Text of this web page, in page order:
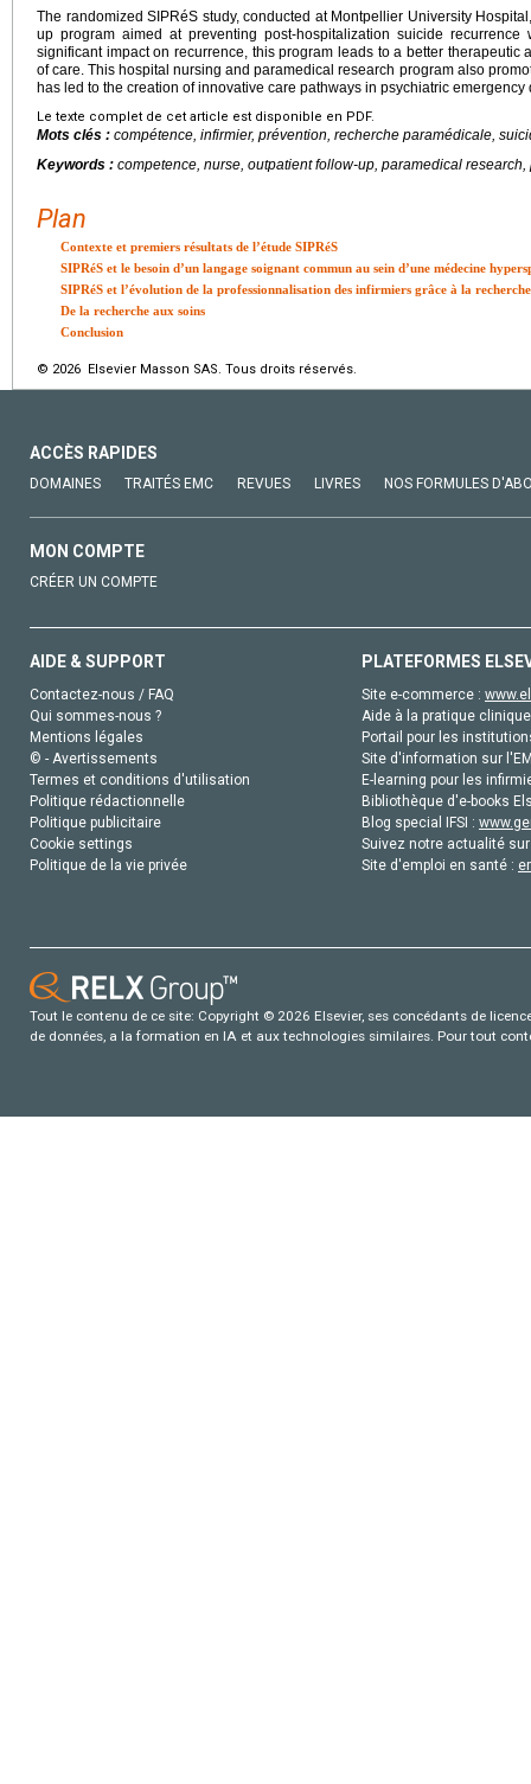
The randomized SIPRéS study, conducted at Montpellier University
up program aimed at preventing post-hospitalization suicide
significant impact on recurrence, this program leads to a better therapeutic
of care. This hospital nursing and paramedical research program also
has led to the creation of innovative care pathways in psychiatric emergency
Le texte complet de cet article est disponible en PDF.
Mots clés : compétence, infirmier, prévention, recherche paramédicale,
Keywords : competence, nurse, outpatient follow-up, paramedical
Plan
Contexte et premiers résultats de l’étude SIPRéS
SIPRéS et le besoin d’un langage soignant commun au sein d’une médecine
SIPRéS et l’évolution de la professionnalisation des infirmiers grâce à la
De la recherche aux soins
Conclusion
© 2026 Elsevier Masson SAS. Tous droits réservés.
ACCÈS RAPIDES
DOMAINES TRAITÉS EMC REVUES LIVRES NOS FORMULES
MON COMPTE
CRÉER UN COMPTE
AIDE & SUPPORT
Contactez-nous / FAQ
Qui sommes-nous ?
Mentions légales
© - Avertissements
Termes et conditions d'utilisation
Politique rédactionnelle
Politique publicitaire
Cookie settings
Politique de la vie privée
PLATEFORMES
Site e-commerce :
Aide à la pratique
Portail pour les
Site d'information sur
E-learning pour les
Bibliothèque d'e-books
Blog special IFSI :
Suivez notre actualité
Site d'emploi en santé :
Tout le contenu de ce site: Copyright © 2026 Elsevier, ses concédants de
de données, a la formation en IA et aux technologies similaires. Pour tout